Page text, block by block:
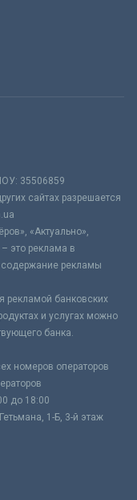
35506859
сайтах разрешается
«Актуально»,
это реклама в
рекламы
рекламой банковских
и услугах можно
банка.
номеров операторов
до 18:00
1-Б, 3-й этаж